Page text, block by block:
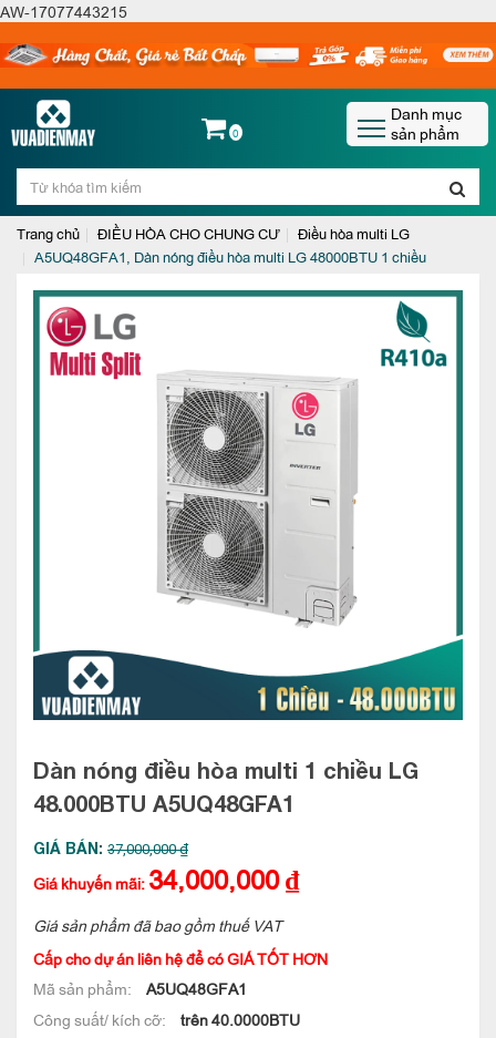
AW-17077443215
0
Danh mục
sản phẩm
Trang chủ ĐIỀU HÒA CHO CHUNG CƯ
Điều hòa multi LG
A5UQ48GFA1, Dàn nóng điều hòa multi LG 48000BTU 1 chiều
Dàn nóng điều hòa multi 1 chiều LG
48.000BTU A5UQ48GFA1
GIÁ BÁN: 37,000,000 ₫
Giá khuyến mãi: 34,000,000₫
Giá sản phẩm đã bao gồm thuế VAT
Cấp cho dự án liên hệ để có GIÁ TỐT HƠN
Mã sản phẩm:
A5UQ48GFA1
Công suất/ kích cỡ:
trên 40.0000BTU